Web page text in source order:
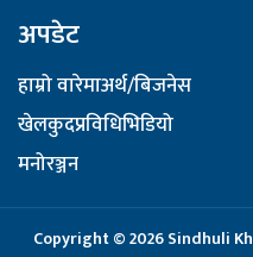
अपडेट
हाम्रो वारेमाअर्थ/बिजनेस
खेलकुदप्रविधिभिडियो
मनोरञ्जन
Copyright © 2026 Sindhuli